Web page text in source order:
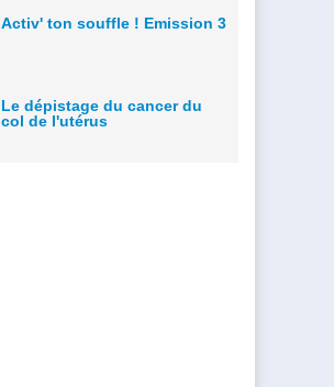
Activ' ton souffle ! Emission 3
Le dépistage du cancer du
col de l'utérus